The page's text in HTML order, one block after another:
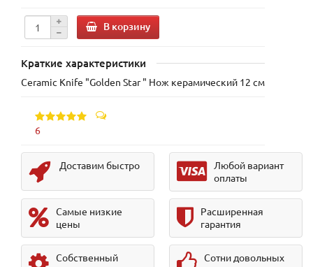
В корзину
Краткие характеристики
Ceramic Knife "Golden Star " Нож керамический 12 см
6
Доставим быстро
Любой вариант
оплаты
Самые низкие
цены
Расширенная
гарантия
Собственный
Сотни довольных